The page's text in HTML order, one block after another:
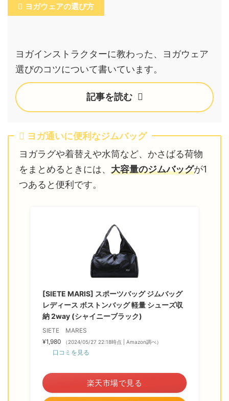
ヨガウェアの選び方
ヨガインストラクターに教わった、ヨガウェア
選びのコツについて書いています。
記事を読む
ヨガ通いに便利なジムバッグ
ヨガラグや着替えや水筒など、かさばる荷物
をまとめるときには、 大容量のジムバッグが1
つあると便利です。
[SIETE MARIS] スポーツバッグ ジムバッグ
レディース ボストンバッグ 軽量 シューズ収
納 2way (シャイニーブラック)
SIETE MARES
¥1,980
（2024/05/27 22:18時点 | Amazon調べ）
口コミを見る
楽天市場で見る